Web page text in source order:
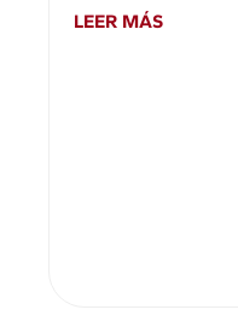
LEER MÁS